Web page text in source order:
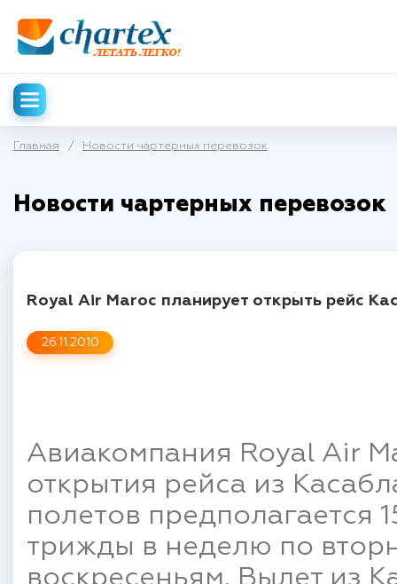
Главная / Новости чартерных перевозок
Новости чартерных перевозок
26.11.2010
Royal Air Maroc планирует открыть рейс
Авиакомпания Royal Air
открытия рейса из
полетов предполагается
трижды в неделю по
воскресеньям. Вылет из